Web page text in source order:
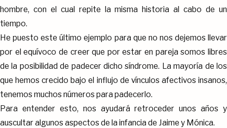
hombre, con el cual repite la misma historia al cabo de un
tiempo.
He puesto este último ejemplo para que no nos dejemos llevar
por el equívoco de creer que por estar en pareja somos libres
de la posibilidad de padecer dicho síndrome. La mayoría de los
que hemos crecido bajo el influjo de vínculos afectivos insanos,
tenemos muchos números para padecerlo.
Para entender esto, nos ayudará retroceder unos años y
auscultar algunos aspectos de la infancia de Jaime y Mónica.